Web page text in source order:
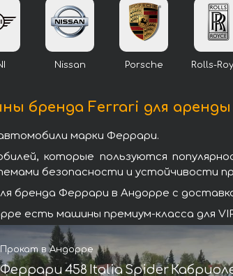
Nissan Porsche Rolls-
бренда Ferrari для аренды
марки Феррари.
которые пользуются
безопасности и устойчивости
бренда Феррари в Андорре с
есть машины премиум-класса для
Прокат в Андорре
Феррари 458 Italia Spider